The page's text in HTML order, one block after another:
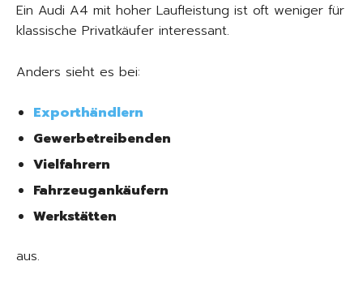
Ein Audi A4 mit hoher Laufleistung ist oft weniger für
klassische Privatkäufer interessant.
Anders sieht es bei:
Exporthändlern
Gewerbetreibenden
Vielfahrern
Fahrzeugankäufern
Werkstätten
aus.